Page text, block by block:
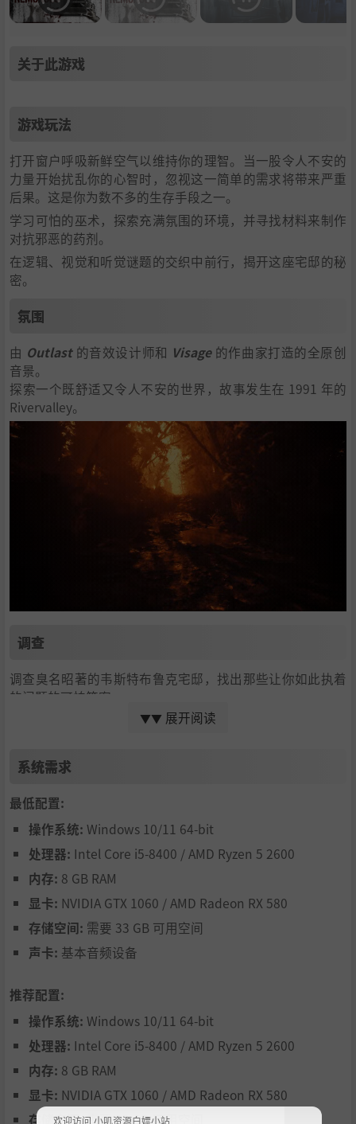
关于此游戏
游戏玩法
打开窗户呼吸新鲜空气以维持你的理智。当一股令人不安的
力量开始扰乱你的心智时，忽视这一简单的需求将带来严重
后果。这是你为数不多的生存手段之一。
学习可怕的巫术，探索充满氛围的环境，并寻找材料来制作
对抗邪恶的药剂。
在逻辑、视觉和听觉谜题的交织中前行，揭开这座宅邸的秘
密。
氛围
由 Outlast的音效设计师和 Visage的作曲家打造的全原创
音景。
探索一个既舒适又令人不安的世界，故事发生在 1991 年的
Rivervalley。
调查
调查臭名昭著的韦斯特布鲁克宅邸，找出那些让你如此执着
的问题的可怕答案。
巫术
识到自己究竟卷入了什么。
▼▼ 展开阅读
系统需求
最低配置:
操作系统: Windows 10/11 64-bit
处理器: Intel Core i5-8400 / AMD Ryzen 5 2600
内存: 8 GB RAM
显卡: NVIDIA GTX 1060 / AMD Radeon RX 580
存储空间: 需要 33 GB 可用空间
声卡: 基本音频设备
推荐配置:
操作系统: Windows 10/11 64-bit
处理器: Intel Core i5-8400 / AMD Ryzen 5 2600
内存: 8 GB RAM
显卡: NVIDIA GTX 1060 / AMD Radeon RX 580
存储空间:需要 33 GB 可用空间
欢迎访问 小叽资源白嫖小站